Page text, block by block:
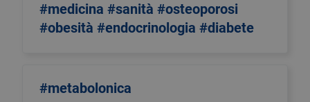
#medicina #sanità #osteoporosi
#obesità #endocrinologia #diabete
#metabolonica